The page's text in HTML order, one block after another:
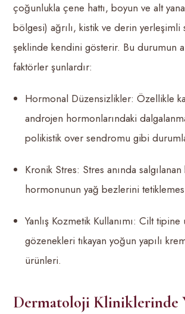
çoğunlukla çene hattı, boyun ve alt
bölgesi) ağrılı, kistik ve derin yerleşimli
şeklinde kendini gösterir. Bu durumun
faktörler şunlardır:
Hormonal Düzensizlikler: Özellikle
androjen hormonlarındaki
polikistik over sendromu gibi
Kronik Stres: Stres anında
hormonunun yağ bezlerini
Yanlış Kozmetik Kullanımı: Cilt
gözenekleri tıkayan yoğun yapılı
ürünleri.
Dermatoloji Kliniklerinde